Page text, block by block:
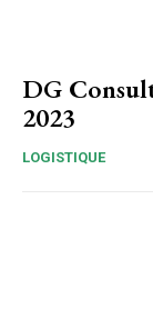
DG
2023
LOGISTIQUE